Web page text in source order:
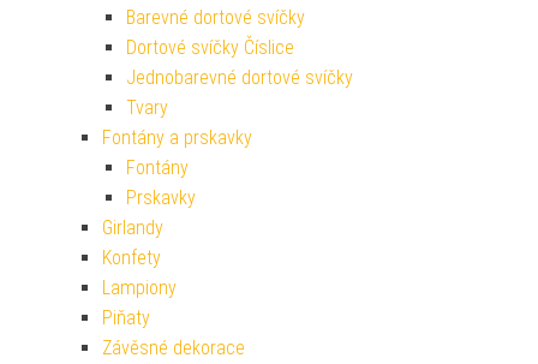
Barevné dortové svíčky
Dortové svíčky Číslice
Jednobarevné dortové svíčky
Tvary
Fontány a prskavky
Fontány
Prskavky
Girlandy
Konfety
Lampiony
Piňaty
Závěsné dekorace